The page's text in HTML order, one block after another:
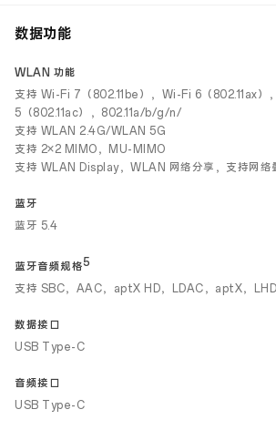
数据功能
WLAN 功能
支持 Wi-Fi 7（802.11be），Wi-Fi 6（802.11ax）
5（802.11ac），802.11a/b/g/n/
支持 WLAN 2.4G/WLAN 5G
支持 2×2 MIMO，MU-MIMO
支持 WLAN Display，WLAN 网络分享，支持网络
蓝牙
蓝牙 5.4
蓝牙音频规格5
支持 SBC，AAC，aptX HD，LDAC，aptX，
数据接口
USB Type-C
音频接口
USB Type-C